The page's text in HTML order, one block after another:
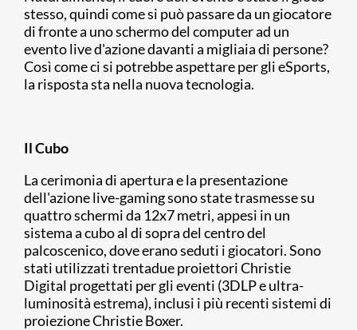
stesso, quindi come si può passare da un giocatore
di fronte a uno schermo del computer ad un
evento live d'azione davanti a migliaia di persone?
Così come ci si potrebbe aspettare per gli eSports,
la risposta sta nella nuova tecnologia.
Il Cubo
La cerimonia di apertura e la presentazione
dell'azione live-gaming sono state trasmesse su
quattro schermi da 12x7 metri, appesi in un
sistema a cubo al di sopra del centro del
palcoscenico, dove erano seduti i giocatori. Sono
stati utilizzati trentadue proiettori Christie
Digital progettati per gli eventi (3DLP e ultra-
luminosità estrema), inclusi i più recenti sistemi di
proiezione Christie Boxer.